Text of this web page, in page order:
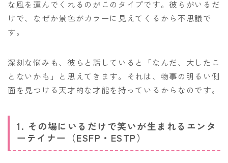
な風を運んでくれるのがこのタイプです。彼らがいるだ
けで、なぜか景色がカラーに見えてくるから不思議で
す。
深刻な悩みも、彼らと話していると「なんだ、大したこ
とないかも」と思えてきます。それは、物事の明るい側
面を見つける天才的な才能を持っているからなのです。
1. その場にいるだけで笑いが生まれるエンタ
ーテイナー（ESFP・ESTP）